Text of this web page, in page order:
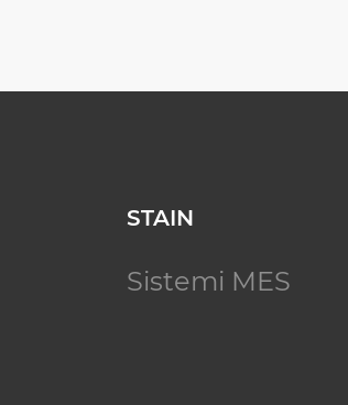
STAIN
Sistemi MES